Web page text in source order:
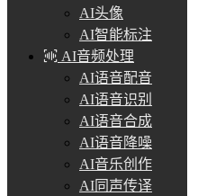
AI头像
AI智能标注
AI音频处理
AI语音配音
AI语音识别
AI语音合成
AI语音降噪
AI音乐创作
AI同声传译